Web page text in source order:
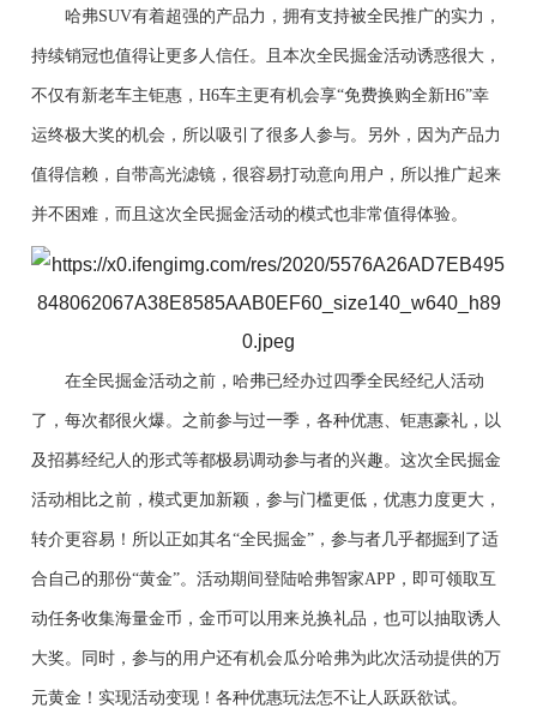
哈弗SUV有着超强的产品力，拥有支持被全民推广的实力，
持续销冠也值得让更多人信任。且本次全民掘金活动诱惑很大，
不仅有新老车主钜惠，H6车主更有机会享“免费换购全新H6”幸
运终极大奖的机会， 所以吸引了很多人参与。另外， 因为产品力
值得信赖，自带高光滤镜 ，很容易打动意向用户，所以推广起来
并不困难， 而且这次全民掘金活动的模式也非常值得体验。
在全民掘金活动之前，哈弗已经办过四季全民经纪人活动
了，每次都很火爆。之前参与过一季 ，各种优惠、钜惠豪礼 ，以
及招募经纪人的形式等都极易调动参与者的兴趣。这次全民掘金
活动相比之前，模式更加新颖，参与门槛更低，优惠力度更大，
转介更容易 ！ 所以正如其名“全民掘金”，参与者几乎都掘到了适
合自己的那份“黄金”。活动期间登陆哈弗智家APP，即可领取互
动任务收集海量金币，金币可以用来兑换礼品，也可以抽取诱人
大奖。同时，参与的用户还有机会瓜分哈弗为此次活动提供的万
元黄金 ！ 实现活动变现！各种优惠玩法怎不让人跃跃欲试。